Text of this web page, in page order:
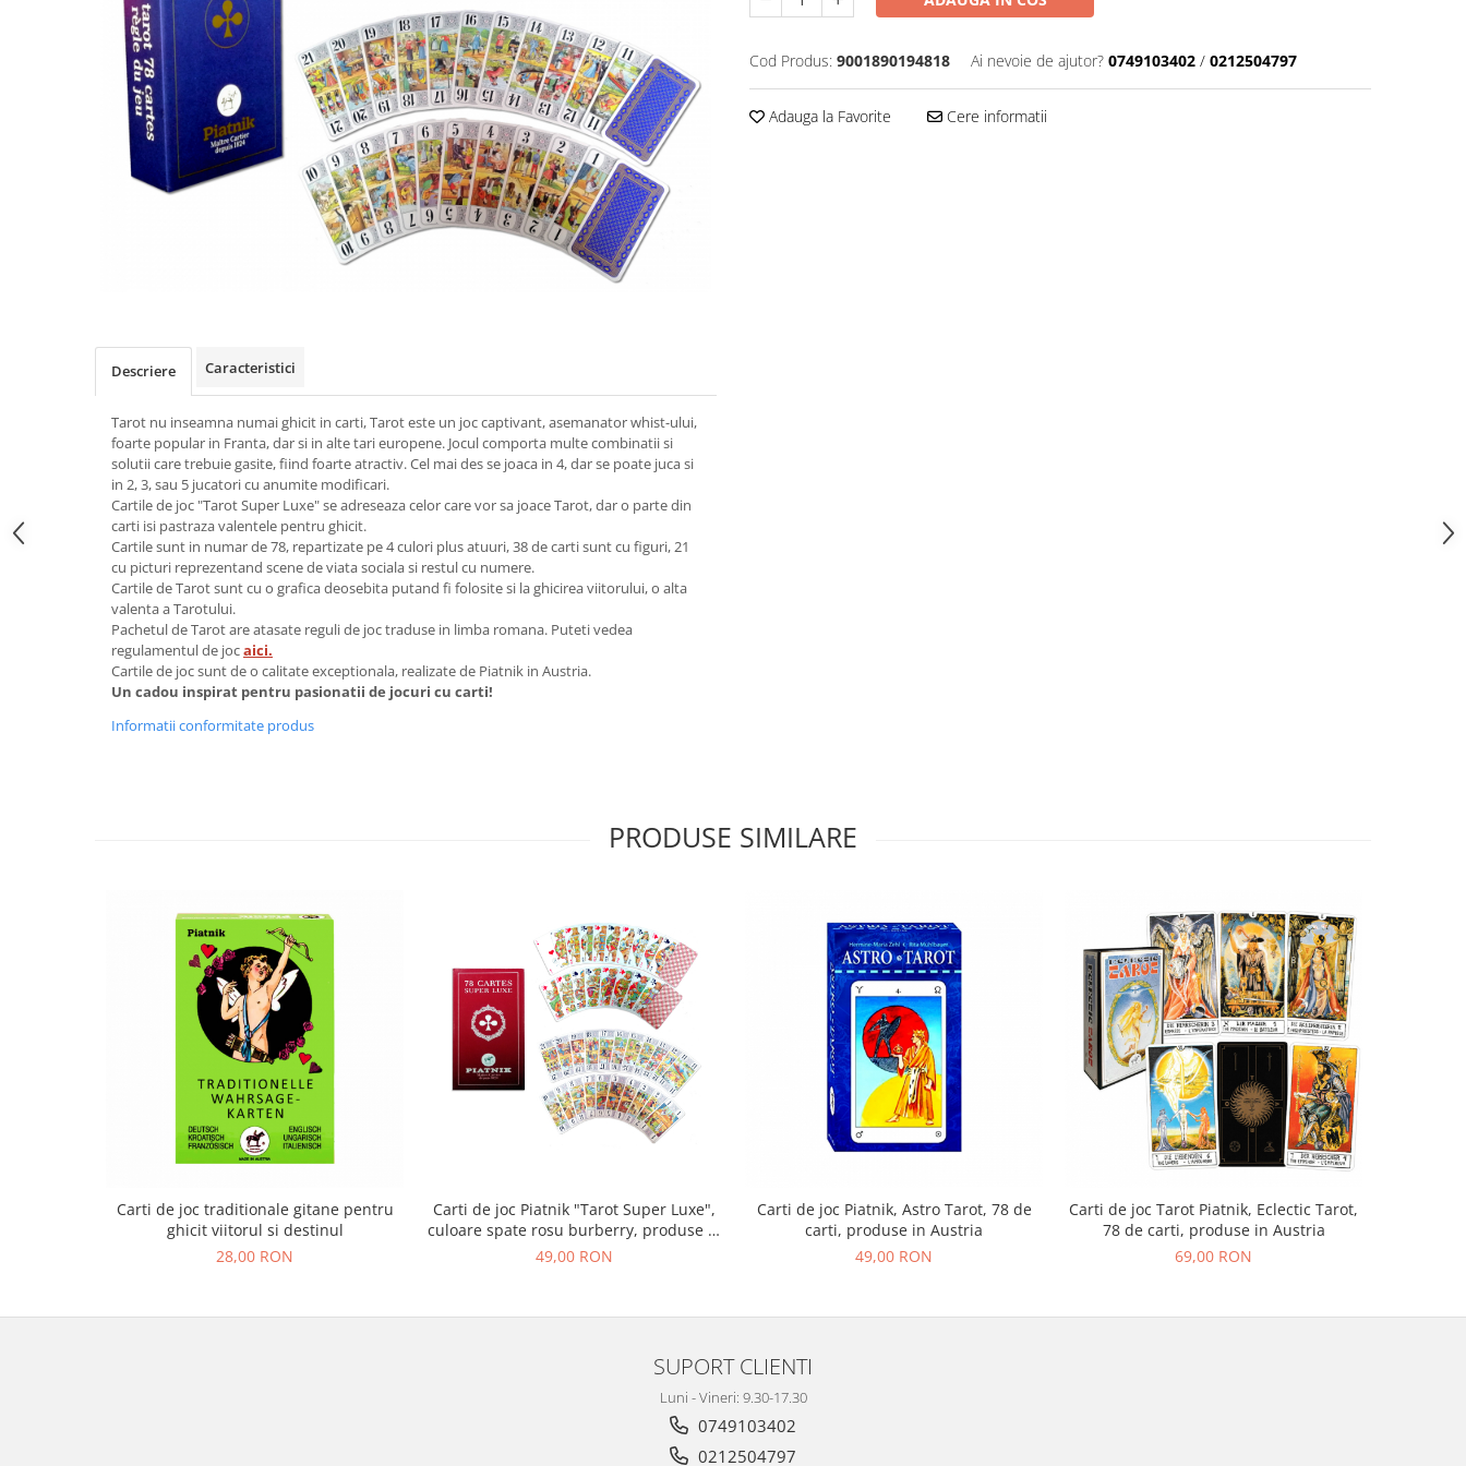
Cod Produs: 9001890194818 Ai nevoie de ajutor? 0749103402 / 0212504797
Adauga la Favorite Cere informatii
Descriere Caracteristici
Tarot nu inseamna numai ghicit in carti, Tarot este un joc captivant, asemanator whist-ului,
foarte popular in Franta, dar si in alte tari europene. Jocul comporta multe combinatii si
solutii care trebuie gasite, fiind foarte atractiv. Cel mai des se joaca in 4, dar se poate juca si
in 2, 3, sau 5 jucatori cu anumite modificari.
Cartile de joc "Tarot Super Luxe" se adreseaza celor care vor sa joace Tarot, dar o parte din
carti isi pastraza valentele pentru ghicit.
Cartile sunt in numar de 78, repartizate pe 4 culori plus atuuri, 38 de carti sunt cu figuri, 21
cu picturi reprezentand scene de viata sociala si restul cu numere.
Cartile de Tarot sunt cu o grafica deosebita putand fi folosite si la ghicirea viitorului, o alta
valenta a Tarotului.
Pachetul de Tarot are atasate reguli de joc traduse in limba romana. Puteti vedea
regulamentul de jocaici.
Cartile de joc sunt de o calitate exceptionala, realizate de Piatnik in Austria.
Un cadou inspirat pentru pasionatii de jocuri cu carti!
Informatii conformitate produs
PRODUSE SIMILARE
Carti de joc traditionale gitane pentru
ghicit viitorul si destinul
28,00 RON
Carti de joc Piatnik "Tarot Super Luxe",
culoare spate rosu burberry, produse in
Austria - Copie
49,00 RON
Carti de joc Piatnik, Astro Tarot, 78 de
carti, produse in Austria
49,00 RON
Carti de joc Tarot Piatnik, Eclectic Tarot,
78 de carti, produse in Austria
69,00 RON
SUPORT CLIENTI
Luni - Vineri: 9.30-17.30
0749103402
0212504797